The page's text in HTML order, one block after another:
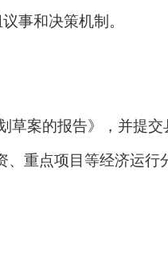
事和决策机制。
案的报告》，并提交
重点项目等经济运行